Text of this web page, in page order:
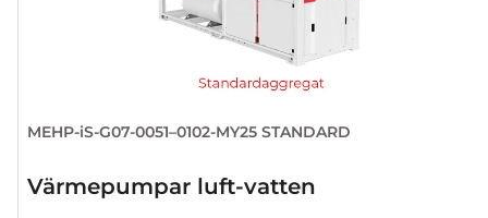
MEHP-iS-G07-0051–0102-MY25 STANDARD
Värmepumpar luft-vatten